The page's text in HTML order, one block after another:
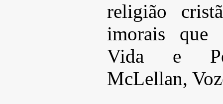
religião
imorais que
Vida e
McLellan,